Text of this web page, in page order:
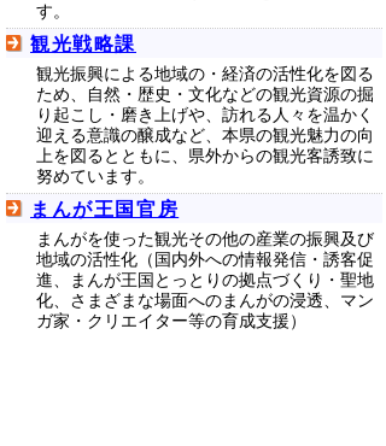
す。
観光戦略課
観光振興による地域の・経済の活性化を図る
ため、自然・歴史・文化などの観光資源の掘
り起こし・磨き上げや、訪れる人々を温かく
迎える意識の醸成など、本県の観光魅力の向
上を図るとともに、県外からの観光客誘致に
努めています。
まんが王国官房
まんがを使った観光その他の産業の振興及び
地域の活性化（国内外への情報発信・誘客促
進、まんが王国とっとりの拠点づくり・聖地
化、さまざまな場面へのまんがの浸透、マン
ガ家・クリエイター等の育成支援）